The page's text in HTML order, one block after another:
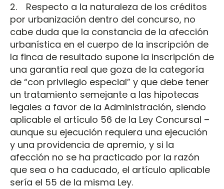
2. Respecto a la naturaleza de los créditos
por urbanización dentro del concurso, no
cabe duda que la constancia de la afección
urbanística en el cuerpo de la inscripción de
la finca de resultado supone la inscripción de
una garantía real que goza de la categoría
de “con privilegio especial” y que debe tener
un tratamiento semejante a las hipotecas
legales a favor de la Administración, siendo
aplicable el artículo 56 de la Ley Concursal –
aunque su ejecución requiera una ejecución
y una providencia de apremio, y si la
afección no se ha practicado por la razón
que sea o ha caducado, el artículo aplicable
sería el 55 de la misma Ley.